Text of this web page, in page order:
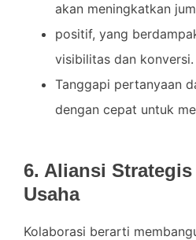
akan meningkatkan
positif, yang
visibilitas dan konversi.
Tanggapi pertanyaan
dengan cepat untuk
6. Aliansi
Usaha
Kolaborasi berarti